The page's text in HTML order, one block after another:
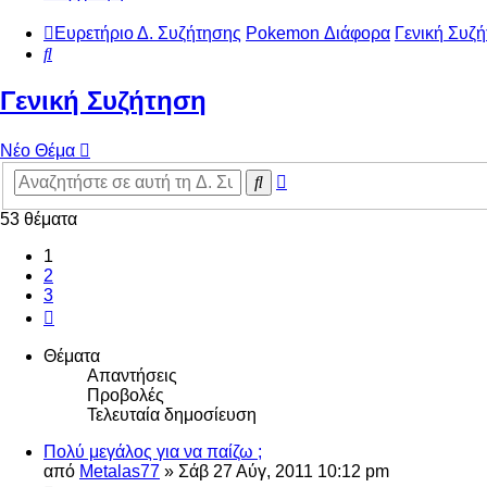
Ευρετήριο Δ. Συζήτησης Pokemon Διάφορα Γενική
Αναζήτηση
Γενική Συζήτηση
Νέο Θέμα
Αναζήτηση
53 θέματα
1
2
3
Θέματα
Απαντήσεις
Προβολές
Τελευταία δημοσίευση
Πολύ μεγάλος για να παίζω ;
από Metalas77 » Σάβ 27 Αύγ, 2011 10:12 pm